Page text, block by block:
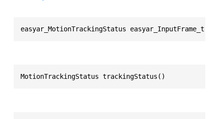
easyar_MotionTrackingStatus
MotionTrackingStatus trackingStatus()